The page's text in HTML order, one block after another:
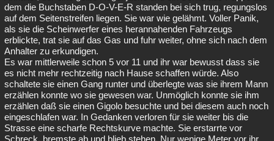
dem die Buchstaben D-O-V-E-R standen bei sich trug, regungslos
auf dem Seitenstreifen liegen. Sie war wie gelähmt. Voller Panik,
als sie die Scheinwerfer eines herannahenden Fahrzeugs
erblickte, trat sie auf das Gas und fuhr weiter, ohne sich nach dem
Anhalter zu erkundigen.
Es war mittlerweile schon 5 vor 11 und ihr war bewusst dass sie
es nicht mehr rechtzeitig nach Hause schaffen würde. Also
schaltete sie einen Gang runter und überlegte was sie ihrem Mann
erzählen konnte wo sie gewesen war. Unmöglich konnte sie ihm
erzählen daß sie einen Gigolo besuchte und bei diesem auch noch
eingeschlafen war. In Gedanken verloren für sie weiter bis die
Strasse eine scharfe Rechtskurve machte. Sie erstarrte vor
Schreck, bremste ab und blieb stehen. Nur wenige Meter vor ihr